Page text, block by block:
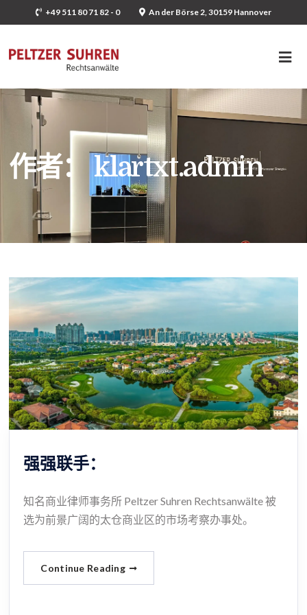
+49 511 80 71 82 - 0 An der Börse 2, 30159 Hannover
作者：klartxt.admin
强强联手：
知名商业律师事务所 Peltzer Suhren Rechtsanwälte 被
选为前景广阔的太仓商业区的市场考察办事处。
Continue Reading